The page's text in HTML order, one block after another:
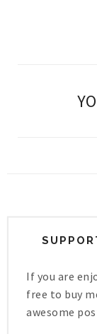
If you are
free to buy
awesome